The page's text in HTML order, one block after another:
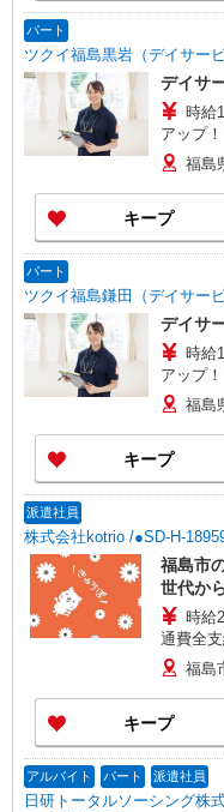
パート
ツクイ福島黒岩（デイサービ
デイサ
時給1,247
アップ
福島
キープ
パート
ツクイ福島鎌田（デイサービ
デイサ
時給1,247
アップ
福島
キープ
派遣社員
株式会社kotrio /●SD-H-
福島市
世代か
時給
通費全
福島
キープ
アルバイト パート 派遣社員
日研トータルソーシング株